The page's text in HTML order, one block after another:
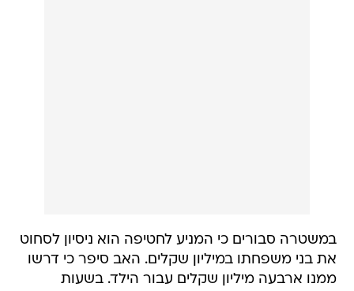
במשטרה סבורים כי המניע לחטיפה הוא ניסיון לסחוט
את בני משפחתו במיליון שקלים. האב סיפר כי דרשו
ממנו ארבעה מיליון שקלים עבור הילד. בשעות